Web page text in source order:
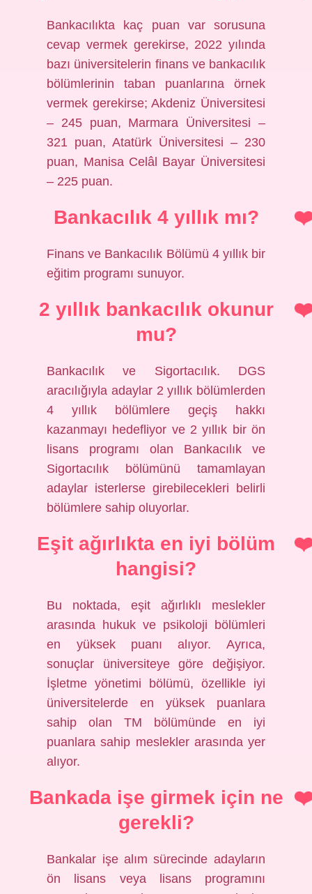
Bankacılıkta kaç puan var sorusuna
cevap vermek gerekirse, 2022 yılında
bazı üniversitelerin finans ve bankacılık
bölümlerinin taban puanlarına örnek
vermek gerekirse; Akdeniz Üniversitesi
– 245 puan, Marmara Üniversitesi –
321 puan, Atatürk Üniversitesi – 230
puan, Manisa Celâl Bayar Üniversitesi
– 225 puan.
Bankacılık 4 yıllık mı?
Finans ve Bankacılık Bölümü 4 yıllık bir
eğitim programı sunuyor.
2 yıllık bankacılık okunur
mu?
Bankacılık ve Sigortacılık. DGS
aracılığıyla adaylar 2 yıllık bölümlerden
4 yıllık bölümlere geçiş hakkı
kazanmayı hedefliyor ve 2 yıllık bir ön
lisans programı olan Bankacılık ve
Sigortacılık bölümünü tamamlayan
adaylar isterlerse girebilecekleri belirli
bölümlere sahip oluyorlar.
Eşit ağırlıkta en iyi bölüm
hangisi?
Bu noktada, eşit ağırlıklı meslekler
arasında hukuk ve psikoloji bölümleri
en yüksek puanı alıyor. Ayrıca,
sonuçlar üniversiteye göre değişiyor.
İşletme yönetimi bölümü, özellikle iyi
üniversitelerde en yüksek puanlara
sahip olan TM bölümünde en iyi
puanlara sahip meslekler arasında yer
alıyor.
Bankada işe girmek için ne
gerekli?
Bankalar işe alım sürecinde adayların
ön lisans veya lisans programını